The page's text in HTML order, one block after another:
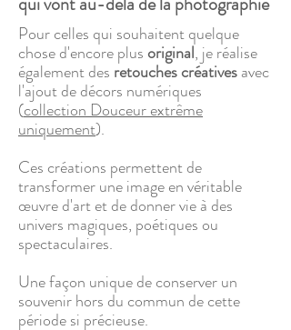
Pour celles qui souhaitent quelque
chose d'encore plus original, je réalise
également des retouches créativesavec
l'ajout de décors numériques
(collection Douceur extrême
uniquement).
Ces créations permettent de
transformer une image en véritable
œuvre d'art et de donner vie à des
univers magiques, poétiques ou
spectaculaires.
Une façon unique de conserver un
souvenir hors du commun de cette
période si précieuse.